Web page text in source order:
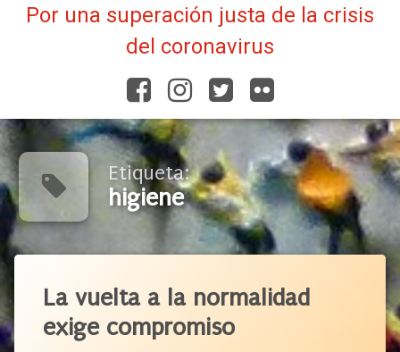
Por una superación justa de la crisis
del coronavirus
FacebookInstagram
TwitterFlickr
Etiqueta:
higiene
La vuelta a la normalidad
exige compromiso
Acceso
Universal
Actividad
Económica